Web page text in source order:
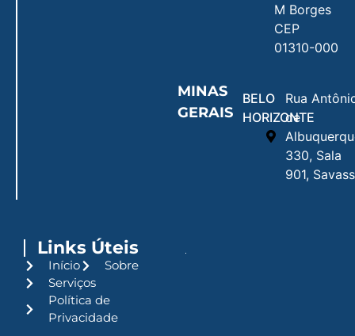
M Borges
CEP
01310-000
MINAS
GERAIS
BELO
HORIZONTE
Rua
de
330, Sala
901,
Links Úteis
Início
Sobre
Serviços
Política de
Privacidade